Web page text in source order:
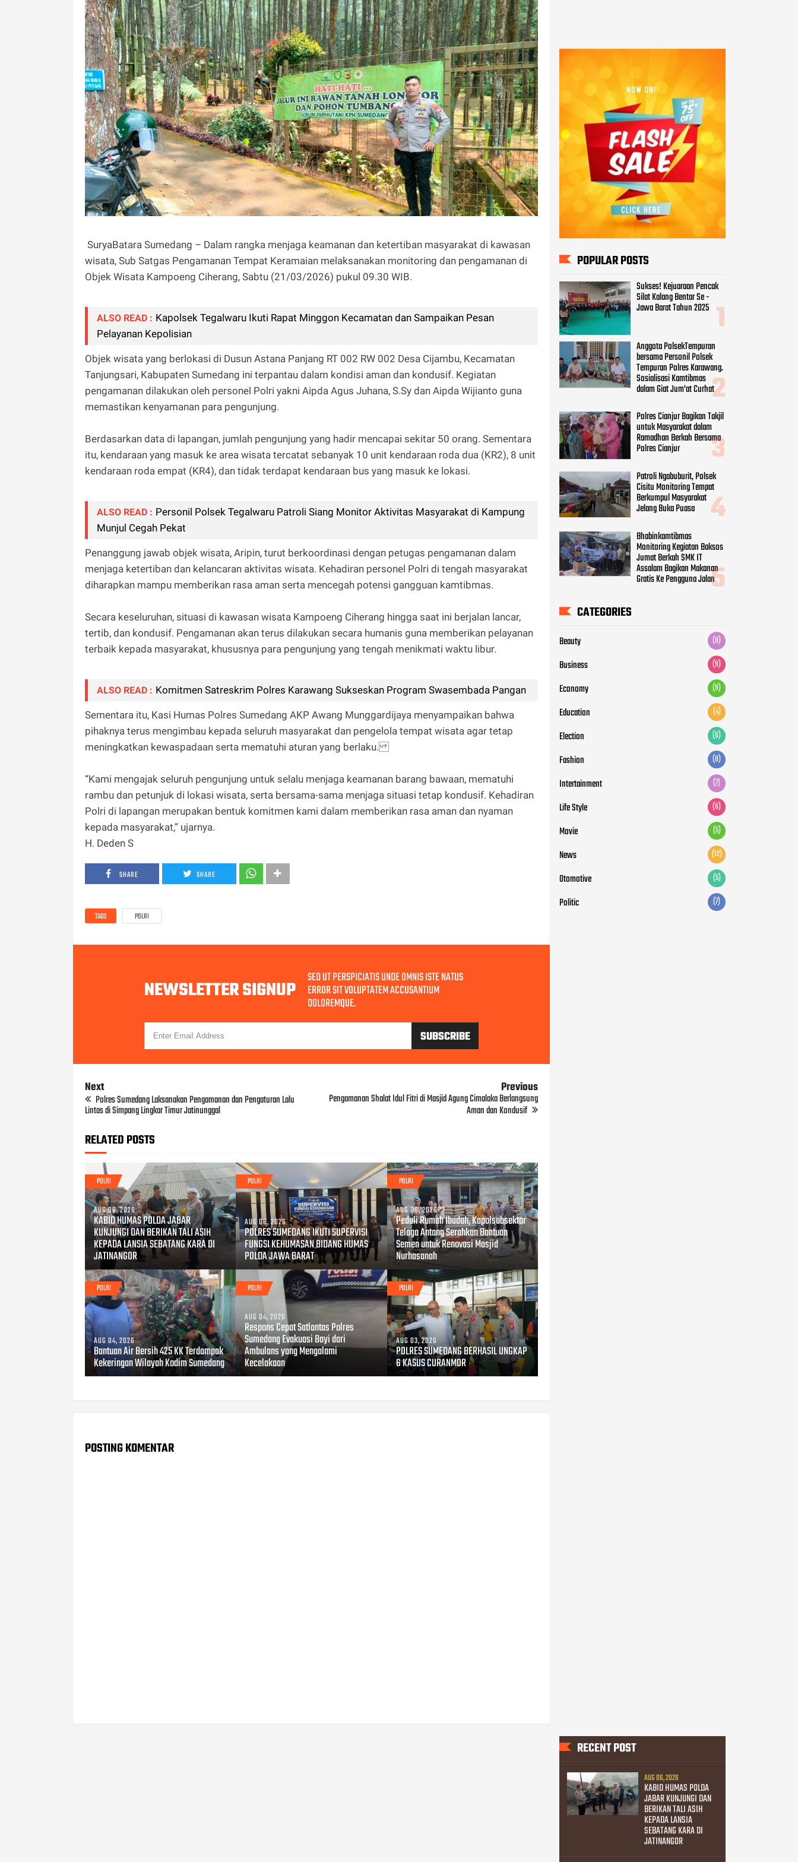
SuryaBatara Sumedang – Dalam rangka menjaga keamanan dan ketertiban masyarakat di kawasan
wisata, Sub Satgas Pengamanan Tempat Keramaian melaksanakan monitoring dan pengamanan di
Objek Wisata Kampoeng Ciherang, Sabtu (21/03/2026) pukul 09.30 WIB.
ALSO READ : Kapolsek Tegalwaru Ikuti Rapat Minggon Kecamatan dan Sampaikan Pesan
Pelayanan Kepolisian
Objek wisata yang berlokasi di Dusun Astana Panjang RT 002 RW 002 Desa Cijambu, Kecamatan
Tanjungsari, Kabupaten Sumedang ini terpantau dalam kondisi aman dan kondusif. Kegiatan
pengamanan dilakukan oleh personel Polri yakni Aipda Agus Juhana, S.Sy dan Aipda Wijianto guna
memastikan kenyamanan para pengunjung.
Berdasarkan data di lapangan, jumlah pengunjung yang hadir mencapai sekitar 50 orang. Sementara
itu, kendaraan yang masuk ke area wisata tercatat sebanyak 10 unit kendaraan roda dua (KR2), 8 unit
kendaraan roda empat (KR4), dan tidak terdapat kendaraan bus yang masuk ke lokasi.
ALSO READ : Personil Polsek Tegalwaru Patroli Siang Monitor Aktivitas Masyarakat di Kampung
Munjul Cegah Pekat
Penanggung jawab objek wisata, Aripin, turut berkoordinasi dengan petugas pengamanan dalam
menjaga ketertiban dan kelancaran aktivitas wisata. Kehadiran personel Polri di tengah masyarakat
diharapkan mampu memberikan rasa aman serta mencegah potensi gangguan kamtibmas.
Secara keseluruhan, situasi di kawasan wisata Kampoeng Ciherang hingga saat ini berjalan lancar,
tertib, dan kondusif. Pengamanan akan terus dilakukan secara humanis guna memberikan pelayanan
terbaik kepada masyarakat, khususnya para pengunjung yang tengah menikmati waktu libur.
ALSO READ : Komitmen Satreskrim Polres Karawang Sukseskan Program Swasembada Pangan
Sementara itu, Kasi Humas Polres Sumedang AKP Awang Munggardijaya menyampaikan bahwa
pihaknya terus mengimbau kepada seluruh masyarakat dan pengelola tempat wisata agar tetap
meningkatkan kewaspadaan serta mematuhi aturan yang berlaku.
“Kami mengajak seluruh pengunjung untuk selalu menjaga keamanan barang bawaan, mematuhi
rambu dan petunjuk di lokasi wisata, serta bersama-sama menjaga situasi tetap kondusif. Kehadiran
Polri di lapangan merupakan bentuk komitmen kami dalam memberikan rasa aman dan nyaman
kepada masyarakat,” ujarnya.
H. Deden S
SHARE SHARE
TAGS POLRI
NEWSLETTER SIGNUP SED UT PERSPICIATIS UNDE OMNIS ISTE NATUS
ERROR SIT VOLUPTATEM ACCUSANTIUM
DOLOREMQUE.
Next
Polres Sumedang Laksanakan Pengamanan dan Pengaturan Lalu
Lintas di Simpang Lingkar Timur Jatinunggal
Previous
Pengamanan Shalat Idul Fitri di Masjid Agung Cimalaka Berlangsung
Aman dan Kondusif
RELATED POSTS
POLRI
AUG 06, 2026
KABID HUMAS POLDA JABAR
KUNJUNGI DAN BERIKAN TALI ASIH
KEPADA LANSIA SEBATANG KARA DI
JATINANGOR
POLRI
AUG 06, 2026
POLRES SUMEDANG IKUTI SUPERVISI
FUNGSI KEHUMASAN BIDANG HUMAS
POLDA JAWA BARAT
POLRI
AUG 06, 2026
Peduli Rumah Ibadah, Kapolsubsektor
Telaga Antang Serahkan Bantuan
Semen untuk Renovasi Masjid
Nurhasanah
POLRI
AUG 04, 2026
Bantuan Air Bersih 425 KK Terdampak
Kekeringan Wilayah Kodim Sumedang
POLRI
AUG 04, 2026
Respons Cepat Satlantas Polres
Sumedang Evakuasi Bayi dari
Ambulans yang Mengalami
Kecelakaan
POLRI
AUG 03, 2026
POLRES SUMEDANG BERHASIL UNGKAP
6 KASUS CURANMOR
POSTING KOMENTAR
POPULAR POSTS
Sukses! Kejuaraan Pencak
Silat Kalang Bentar Se -
Jawa Barat Tahun 2025
Anggota PolsekTempuran
bersama Personil Polsek
Tempuran Polres Karawang.
dalam Giat Jum'at Curhat
Polres Cianjur Bagikan Takjil
untuk Masyarakat dalam
Ramadhan Berkah Bersama
Patroli Ngabuburit, Polsek
Cisitu Monitoring Tempat
Berkumpul Masyarakat
Jelang Buka Puasa
Bhabinkamtibmas
Monitoring Kegiatan Baksos
Jumat Berkah SMK IT
Assalam Bagikan Makanan
Gratis Ke Pengguna Jalan
CATEGORIES
Beauty (8)
Business
Economy
(4)
Election
Fashion (8)
Intertainment (7)
Life Style (6)
Movie (5)
News (12)
Otomotive (5)
Politic (7)
RECENT POST
AUG 06, 2026
KABID HUMAS POLDA
JABAR KUNJUNGI DAN
BERIKAN TALI ASIH
KEPADA LANSIA
SEBATANG KARA DI
JATINANGOR